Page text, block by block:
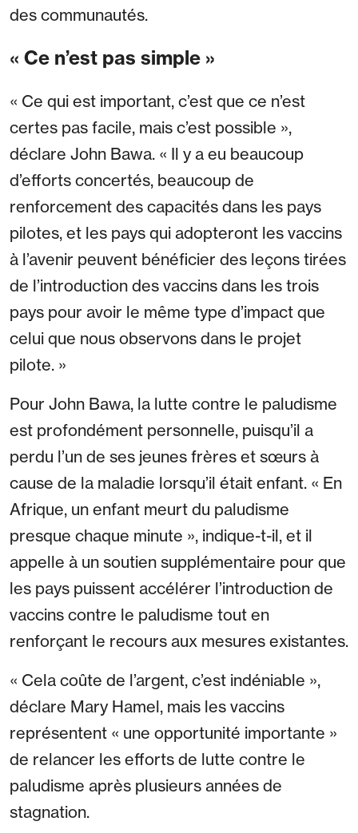
des communautés.
« Ce n’est pas simple »
« Ce qui est important, c’est que ce n’est
certes pas facile, mais c’est possible »,
déclare John Bawa. « Il y a eu beaucoup
d’efforts concertés, beaucoup de
renforcement des capacités dans les pays
pilotes, et les pays qui adopteront les vaccins
à l’avenir peuvent bénéficier des leçons tirées
de l’introduction des vaccins dans les trois
pays pour avoir le même type d’impact que
celui que nous observons dans le projet
pilote. »
Pour John Bawa, la lutte contre le paludisme
est profondément personnelle, puisqu’il a
perdu l’un de ses jeunes frères et sœurs à
cause de la maladie lorsqu’il était enfant. « En
Afrique, un enfant meurt du paludisme
presque chaque minute », indique-t-il, et il
appelle à un soutien supplémentaire pour que
les pays puissent accélérer l’introduction de
vaccins contre le paludisme tout en
renforçant le recours aux mesures existantes.
« Cela coûte de l’argent, c’est indéniable »,
déclare Mary Hamel, mais les vaccins
représentent « une opportunité importante »
de relancer les efforts de lutte contre le
paludisme après plusieurs années de
stagnation.